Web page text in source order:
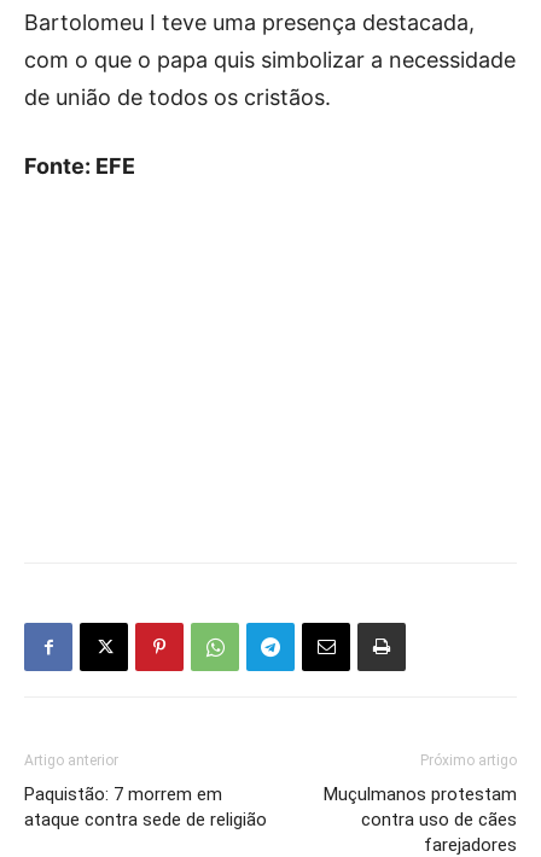
Bartolomeu I teve uma presença destacada,
com o que o papa quis simbolizar a necessidade
de união de todos os cristãos.
Fonte: EFE
Artigo anterior
Paquistão: 7 morrem em
ataque contra sede de religião
Próximo artigo
Muçulmanos protestam
contra uso de cães
farejadores